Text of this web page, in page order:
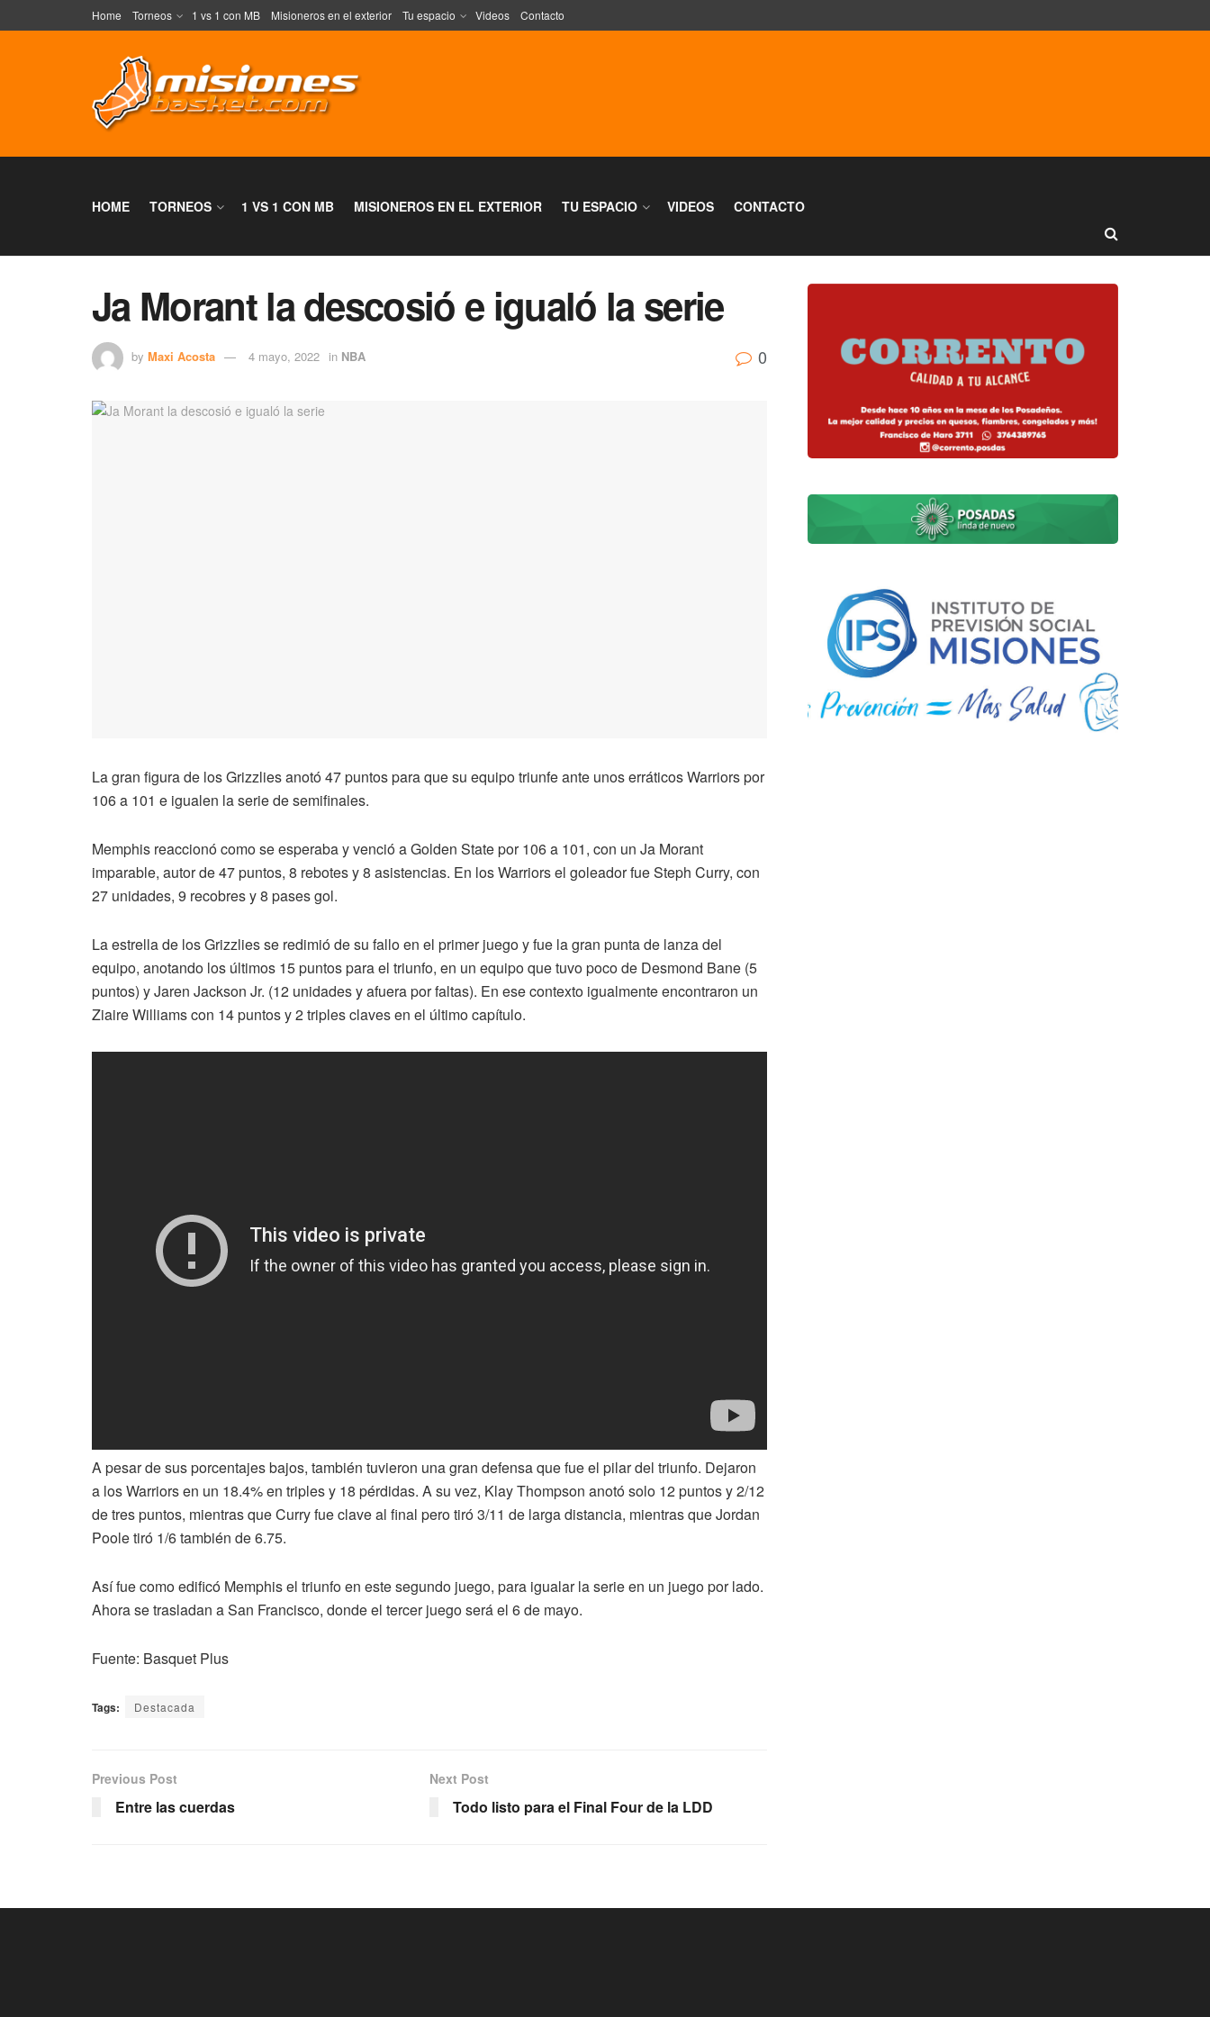
Home Torneos 1 vs 1 con MB Misioneros en el exterior Tu espacio Videos Contacto
HOME TORNEOS 1 VS 1 CON MB MISIONEROS EN EL EXTERIOR TU ESPACIO VIDEOS CONTACTO
Ja Morant la descosió e igualó la serie
by Maxi Acosta 4 mayo, 2022 in NBA 0
La gran figura de los Grizzlies anotó 47 puntos para que su equipo triunfe ante unos erráticos Warriors por
106 a 101 e igualen la serie de semifinales.
Memphis reaccionó como se esperaba y venció a Golden State por 106 a 101, con un Ja Morant
imparable, autor de 47 puntos, 8 rebotes y 8 asistencias. En los Warriors el goleador fue Steph Curry, con
27 unidades, 9 recobres y 8 pases gol.
La estrella de los Grizzlies se redimió de su fallo en el primer juego y fue la gran punta de lanza del
equipo, anotando los últimos 15 puntos para el triunfo, en un equipo que tuvo poco de Desmond Bane (5
puntos) y Jaren Jackson Jr. (12 unidades y afuera por faltas). En ese contexto igualmente encontraron un
Ziaire Williams con 14 puntos y 2 triples claves en el último capítulo.
A pesar de sus porcentajes bajos, también tuvieron una gran defensa que fue el pilar del triunfo. Dejaron
a los Warriors en un 18.4% en triples y 18 pérdidas. A su vez, Klay Thompson anotó solo 12 puntos y 2/12
de tres puntos, mientras que Curry fue clave al final pero tiró 3/11 de larga distancia, mientras que Jordan
Poole tiró 1/6 también de 6.75.
Así fue como edificó Memphis el triunfo en este segundo juego, para igualar la serie en un juego por lado.
Ahora se trasladan a San Francisco, donde el tercer juego será el 6 de mayo.
Fuente: Basquet Plus
Tags: Destacada
Previous Post
Entre las cuerdas
Next Post
Todo listo para el Final Four de la LDD